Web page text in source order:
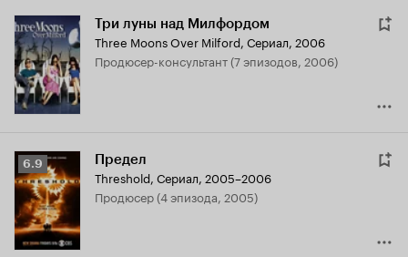
Три луны над Милфордом
Three Moons Over Milford, Сериал, 2006
продюсер-консультант (7 эпизодов, 2006)
Рейтинг
Кинопоиска
6.9
6.9 Предел
Threshold, Сериал, 2005–2006
продюсер (4 эпизода, 2005)